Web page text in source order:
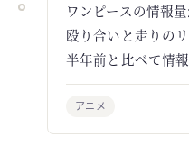
ワンピースの情報
殴り合いと走りの
半年前と比べて情
アニメ